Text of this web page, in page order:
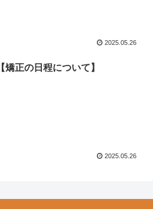
2025.05.26
【矯正の日程について】
2025.05.26